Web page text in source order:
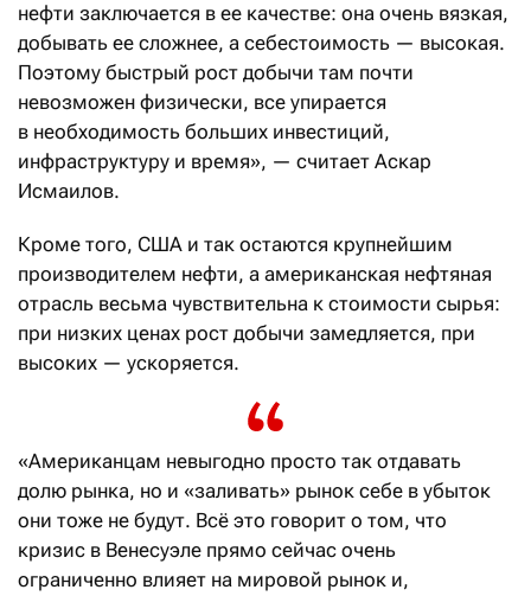
нефти заключается в ее качестве: она очень вязкая,
добывать ее сложнее, а себестоимость — высокая.
Поэтому быстрый рост добычи там почти
невозможен физически, все упирается
в необходимость больших инвестиций,
инфраструктуру и время», — считает Аскар
Исмаилов.
Кроме того, США и так остаются крупнейшим
производителем нефти, а американская нефтяная
отрасль весьма чувствительна к стоимости сырья:
при низких ценах рост добычи замедляется, при
высоких — ускоряется.
«Американцам невыгодно просто так отдавать
долю рынка, но и «заливать» рынок себе в убыток
они тоже не будут. Всё это говорит о том, что
кризис в Венесуэле прямо сейчас очень
ограниченно влияет на мировой рынок и,